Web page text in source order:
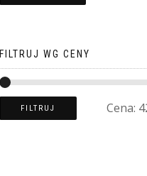
FILTRUJ WG CENY
FILTRUJ Cena: